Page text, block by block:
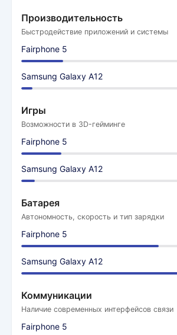
Производительность
Быстродействие приложений и системы
Fairphone 5
Samsung Galaxy A12
Игры
Возможности в 3D-гейминге
Fairphone 5
Samsung Galaxy A12
Батарея
Автономность, скорость и тип зарядки
Fairphone 5
Samsung Galaxy A12
Коммуникации
Наличие современных интерфейсов связи
Fairphone 5